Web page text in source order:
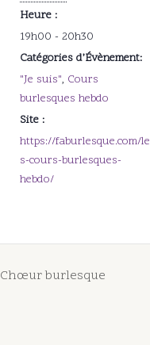
Heure :
19h00 - 20h30
Catégories d’Évènement:
"Je suis", Cours
burlesques hebdo
Site :
https://faburlesque.com/le
s-cours-burlesques-
hebdo/
Chœur burlesque